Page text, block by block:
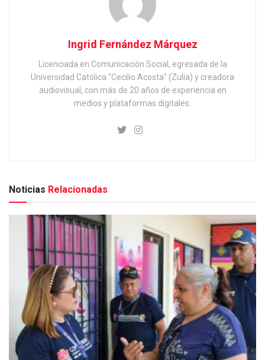
Ingrid Fernández Márquez
Licenciada en Comunicación Social, egresada de la
Universidad Católica "Cecilio Acosta" (Zulia) y creadora
audiovisual, con más de 20 años de experiencia en
medios y plataformas digitales.
Noticias Relacionadas